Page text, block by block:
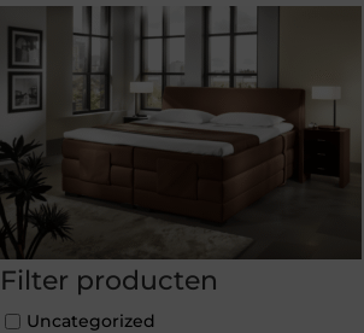
Filter producten
Uncategorized